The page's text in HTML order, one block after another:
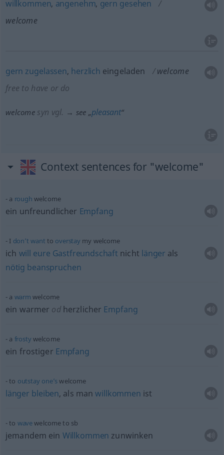
willkommen, angenehm, gern gesehen
welcome
gern zugelassen, herzlich eingeladen
welcome
free to have or do
welcome syn vgl. → see „pleasant“
Context sentences for "welcome"
a rough welcome
ein unfreundlicher Empfang
I don’t want to overstay my welcome
ich will eure Gastfreundschaft nicht länger als
nötig beanspruchen
a warm welcome
ein warmer odherzlicher Empfang
a frostywelcome
ein frostiger Empfang
to outstay one’swelcome
länger bleiben, als manwillkommen ist
to wavewelcome to sb
jemandem ein Willkommen zunwinken